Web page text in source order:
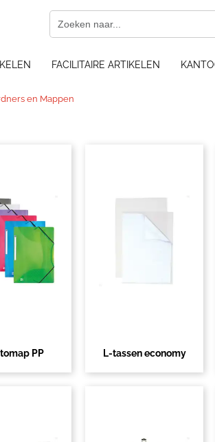
FACILITAIRE ARTIKELEN
en Mappen
PP
L-tassen economy